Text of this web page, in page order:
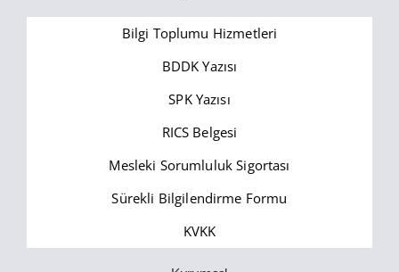
Bilgi Toplumu Hizmetleri
BDDK Yazısı
SPK Yazısı
RICS Belgesi
Mesleki Sorumluluk Sigortası
Sürekli Bilgilendirme Formu
KVKK